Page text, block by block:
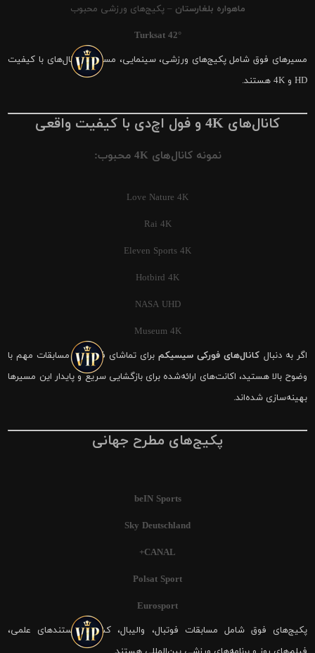
ماهواره بلغارستان – پکیج‌های ورزشی محبوب
Turksat 42°
مسیرهای فوق شامل پکیج‌های ورزشی، سینمایی، مستند و کانال‌های با کیفیت
HD و 4K هستند.
کانال‌های 4K و فول اچ‌دی با کیفیت واقعی
نمونه کانال‌های 4K محبوب:
Love Nature 4K
Rai 4K
Eleven Sports 4K
Hotbird 4K
NASA UHD
Museum 4K
اگر به دنبال کانال‌های فورکی سیسیکمبرای تماشای فوتبال و مسابقات مهم با
وضوح بالا هستید، اکانت‌های ارائه‌شده برای بازگشایی سریع و پایدار این مسیرها
بهینه‌سازی شده‌اند.
پکیج‌های مطرح جهانی
beIN Sports
Sky Deutschland
CANAL+
Polsat Sport
Eurosport
پکیج‌های فوق شامل مسابقات فوتبال، والیبال، کشتی، مستندهای علمی،